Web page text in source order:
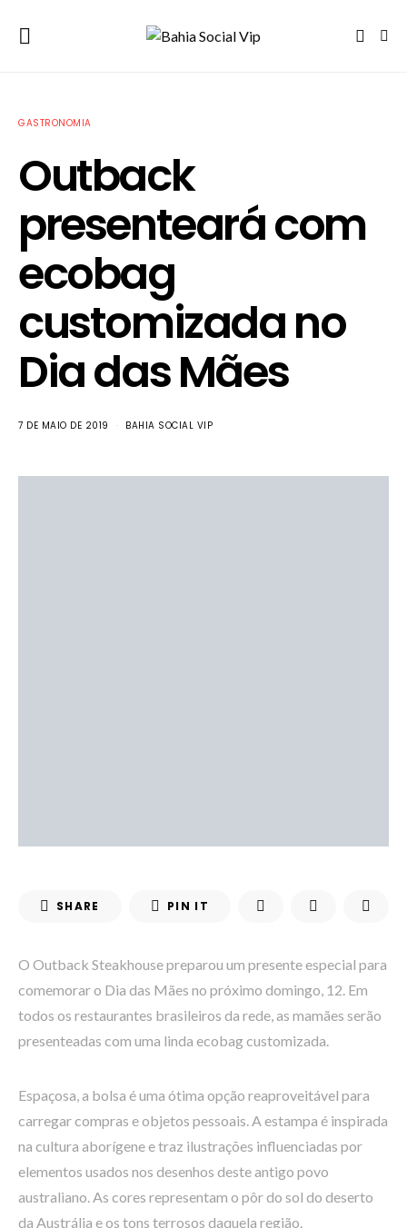
GASTRONOMIA
Outback
presenteará com
ecobag
customizada no
Dia das Mães
7 DE MAIO DE 2019 BAHIA SOCIAL VIP
SHARE PIN IT
O Outback Steakhouse preparou um presente especial para
comemorar o Dia das Mães no próximo domingo, 12. Em
todos os restaurantes brasileiros da rede, as mamães serão
presenteadas com uma linda ecobag customizada.
Espaçosa, a bolsa é uma ótima opção reaproveitável para
carregar compras e objetos pessoais. A estampa é inspirada
na cultura aborígene e traz ilustrações influenciadas por
elementos usados nos desenhos deste antigo povo
australiano. As cores representam o pôr do sol do deserto
da Austrália e os tons terrosos daquela região.